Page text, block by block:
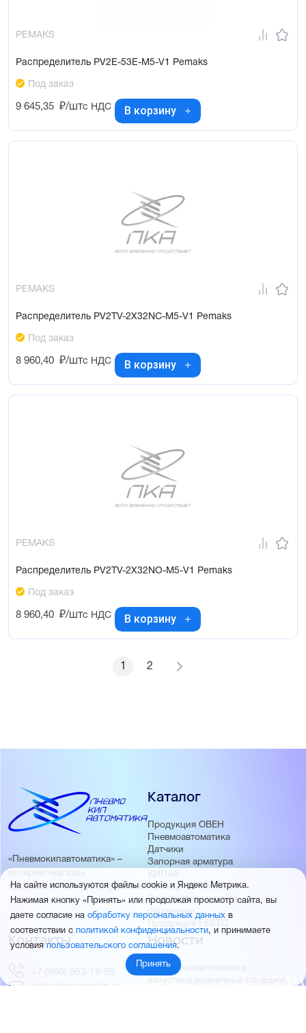
PEMAKS
Распределитель PV2E-53E-M5-V1 Pemaks
Под заказ
9 645,35 ₽/штс НДС В корзину
PEMAKS
Распределитель PV2TV-2X32NC-M5-V1 Pemaks
Под заказ
8 960,40 ₽/штс НДС В корзину
PEMAKS
Распределитель PV2TV-2X32NO-M5-V1 Pemaks
Под заказ
8 960,40 ₽/штс НДС В корзину
1 2
«Пневмокипавтоматика» –
интернет-магазин
промышленного оборудования
Каталог
Продукция ОВЕН
Пневмоавтоматика
Датчики
Запорная арматура
КИПиА
Приводная техника
Электротехническая
продукция
Продукция FESTO
Новости
Пневмокипавтоматика
запустила розничные продажи
Контакты
+7 (960) 953-19-99
sales@pnevmokip.ru
На сайте используются файлы cookie и Яндекс Метрика.
Нажимая кнопку «Принять» или продолжая просмотр сайта, вы
даете согласие на обработку персональных данных в
соответствии с политикой конфиденциальности, и принимаете
условияпользовательского соглашения.
Принять